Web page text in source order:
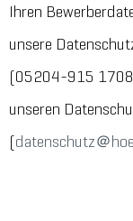
Ihren
unsere
(05204-915
unseren
(datenschutz＠